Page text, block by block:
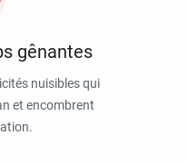
gênantes
nuisibles qui
et encombrent